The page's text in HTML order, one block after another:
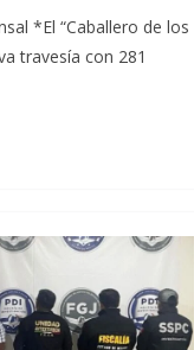
*El “Caballero de los
travesía con 281